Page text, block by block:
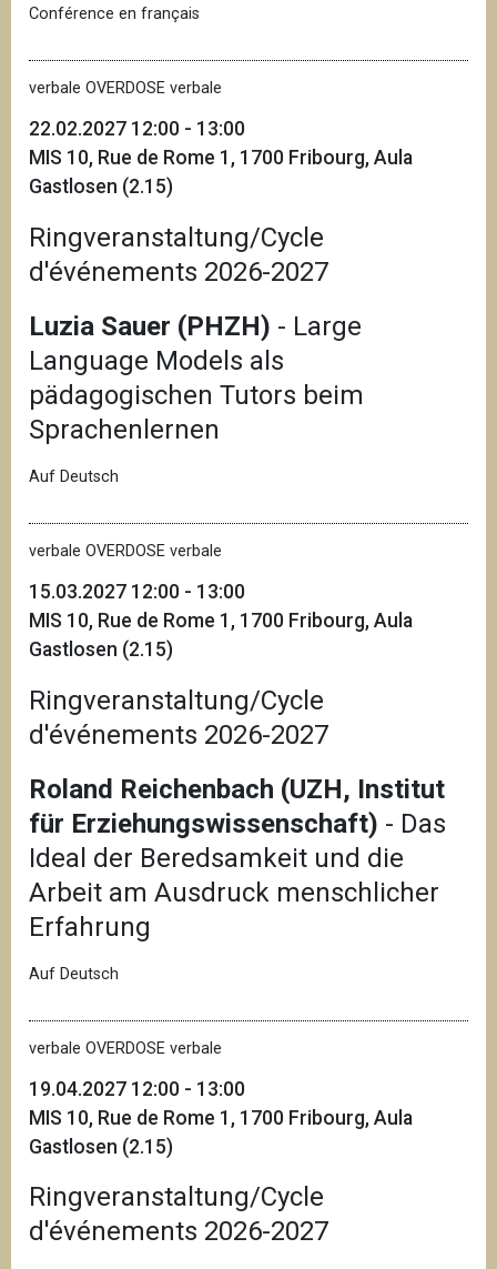
Conférence en français
verbale OVERDOSE verbale
22.02.2027 12:00 - 13:00
MIS 10, Rue de Rome 1, 1700 Fribourg, Aula
Gastlosen (2.15)
Ringveranstaltung/Cycle
d'événements 2026-2027
Luzia Sauer (PHZH) - Large
Language Models als
pädagogischen Tutors beim
Sprachenlernen
Auf Deutsch
verbale OVERDOSE verbale
15.03.2027 12:00 - 13:00
MIS 10, Rue de Rome 1, 1700 Fribourg, Aula
Gastlosen (2.15)
Ringveranstaltung/Cycle
d'événements 2026-2027
Roland Reichenbach (UZH, Institut
für Erziehungswissenschaft) - Das
Ideal der Beredsamkeit und die
Arbeit am Ausdruck menschlicher
Erfahrung
Auf Deutsch
verbale OVERDOSE verbale
19.04.2027 12:00 - 13:00
MIS 10, Rue de Rome 1, 1700 Fribourg, Aula
Gastlosen (2.15)
Ringveranstaltung/Cycle
d'événements 2026-2027